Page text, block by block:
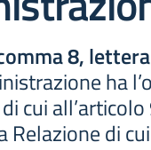
8,
ha
cui all’articolo
Relazione di